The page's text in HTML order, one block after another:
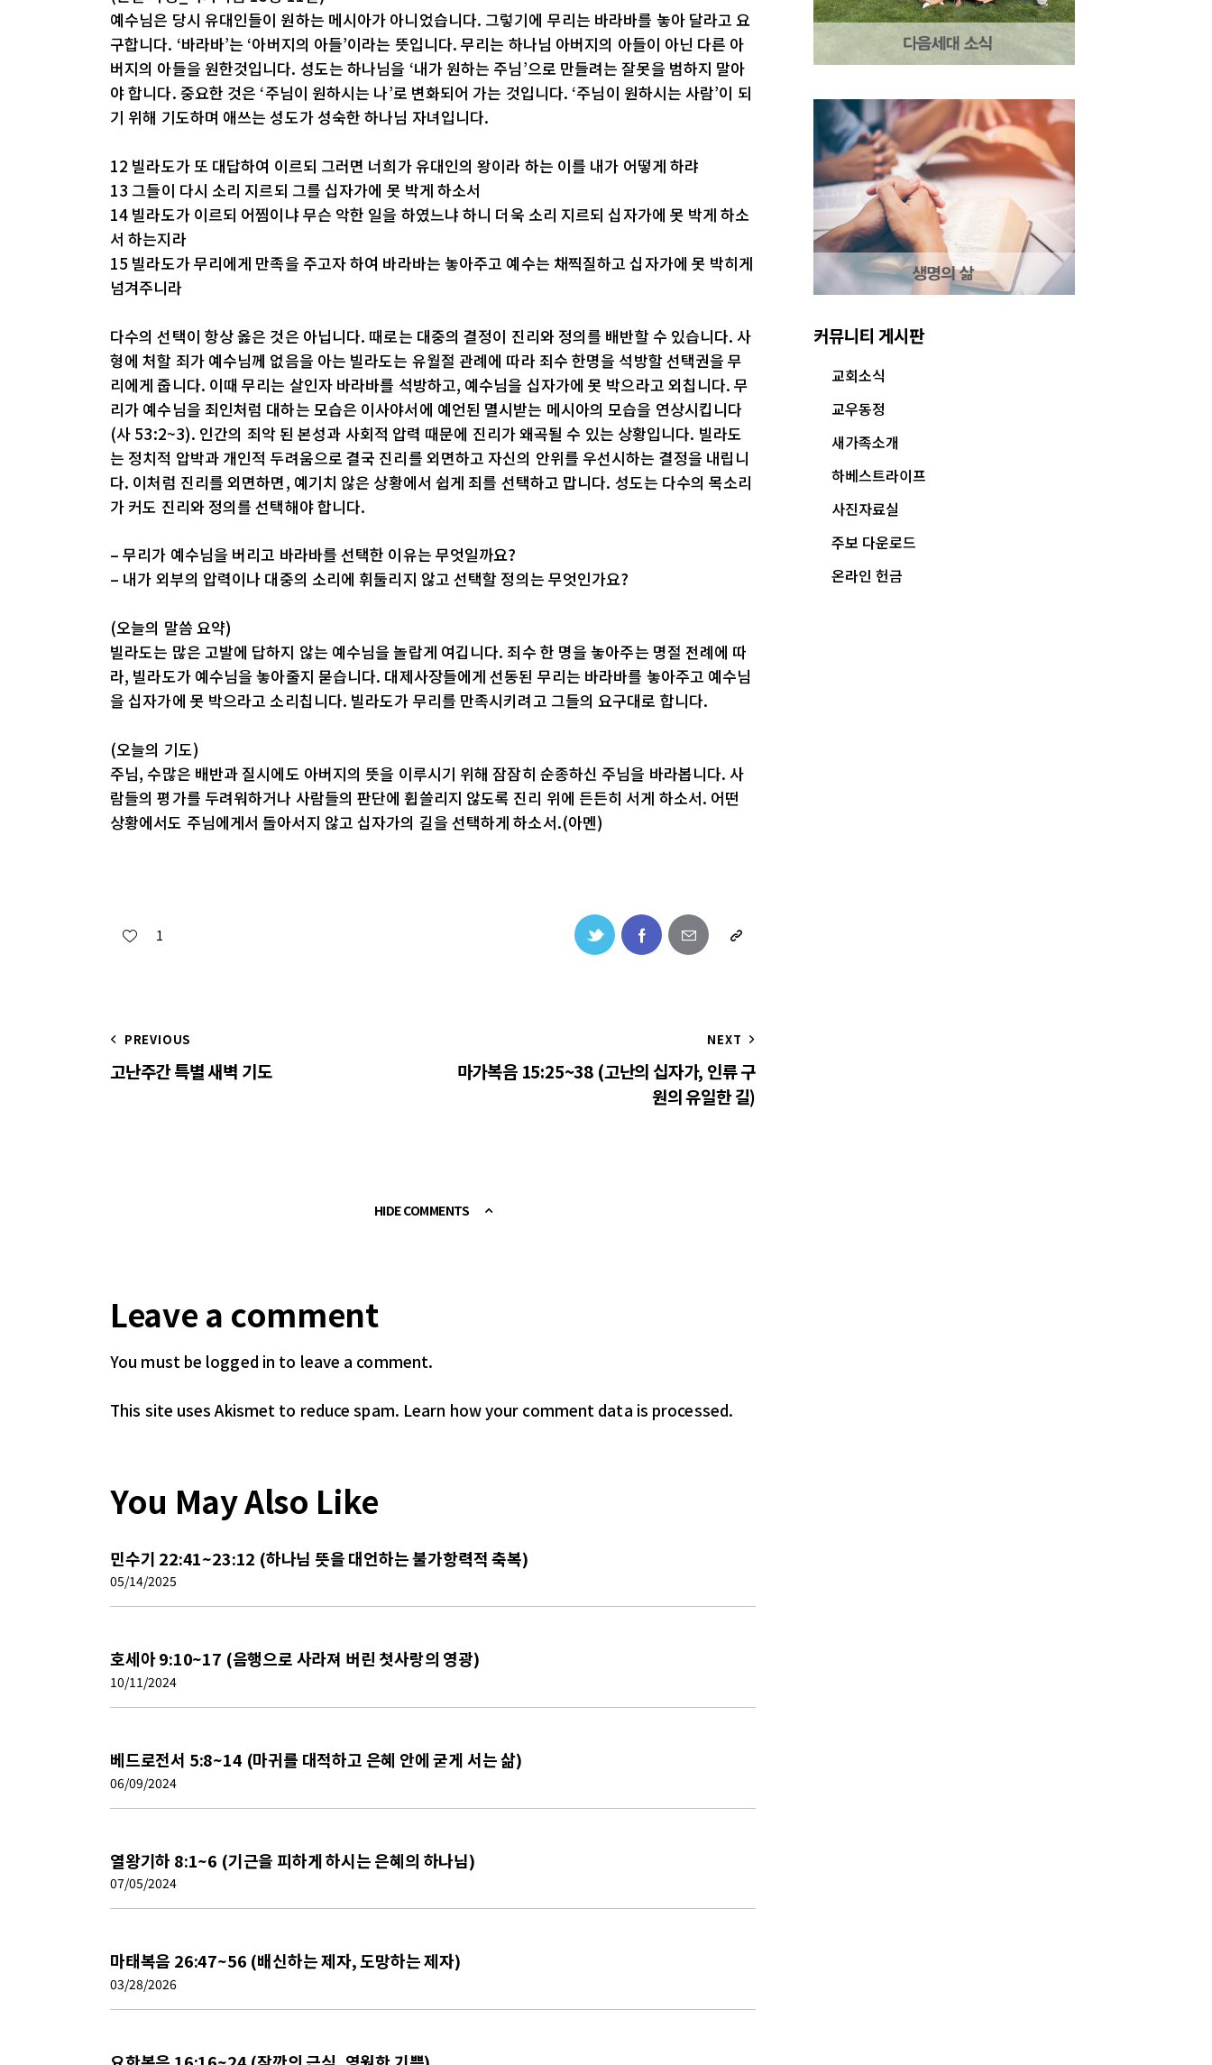
예수님은 당시 유대인들이 원하는 메시아가 아니었습니다. 그렇기에 무리는 바라바를 놓아 달라고 요
구합니다. ‘바라바’는 ‘아버지의 아들’이라는 뜻입니다. 무리는 하나님 아버지의 아들이 아닌 다른 아
버지의 아들을 원한것입니다. 성도는 하나님을 ‘내가 원하는 주님’으로 만들려는 잘못을 범하지 말아
야 합니다. 중요한 것은 ‘주님이 원하시는 나’로 변화되어 가는 것입니다. ‘주님이 원하시는 사람’이 되
기 위해 기도하며 애쓰는 성도가 성숙한 하나님 자녀입니다.
12 빌라도가 또 대답하여 이르되 그러면 너희가 유대인의 왕이라 하는 이를 내가 어떻게 하랴
13 그들이 다시 소리 지르되 그를 십자가에 못 박게 하소서
14 빌라도가 이르되 어찜이냐 무슨 악한 일을 하였느냐 하니 더욱 소리 지르되 십자가에 못 박게 하소
서 하는지라
15 빌라도가 무리에게 만족을 주고자 하여 바라바는 놓아주고 예수는 채찍질하고 십자가에 못 박히게
넘겨주니라
다수의 선택이 항상 옳은 것은 아닙니다. 때로는 대중의 결정이 진리와 정의를 배반할 수 있습니다. 사
형에 처할 죄가 예수님께 없음을 아는 빌라도는 유월절 관례에 따라 죄수 한명을 석방할 선택권을 무
리에게 줍니다. 이때 무리는 살인자 바라바를 석방하고, 예수님을 십자가에 못 박으라고 외칩니다. 무
리가 예수님을 죄인처럼 대하는 모습은 이사야서에 예언된 멸시받는 메시아의 모습을 연상시킵니다
(사 53:2~3). 인간의 죄악 된 본성과 사회적 압력 때문에 진리가 왜곡될 수 있는 상황입니다. 빌라도
는 정치적 압박과 개인적 두려움으로 결국 진리를 외면하고 자신의 안위를 우선시하는 결정을 내립니
다. 이처럼 진리를 외면하면, 예기치 않은 상황에서 쉽게 죄를 선택하고 맙니다. 성도는 다수의 목소리
가 커도 진리와 정의를 선택해야 합니다.
– 무리가 예수님을 버리고 바라바를 선택한 이유는 무엇일까요?
– 내가 외부의 압력이나 대중의 소리에 휘둘리지 않고 선택할 정의는 무엇인가요?
(오늘의 말씀 요약)
빌라도는 많은 고발에 답하지 않는 예수님을 놀랍게 여깁니다. 죄수 한 명을 놓아주는 명절 전례에 따
라, 빌라도가 예수님을 놓아줄지 묻습니다. 대제사장들에게 선동된 무리는 바라바를 놓아주고 예수님
을 십자가에 못 박으라고 소리칩니다. 빌라도가 무리를 만족시키려고 그들의 요구대로 합니다.
(오늘의 기도)
주님, 수많은 배반과 질시에도 아버지의 뜻을 이루시기 위해 잠잠히 순종하신 주님을 바라봅니다. 사
람들의 평가를 두려워하거나 사람들의 판단에 휩쓸리지 않도록 진리 위에 든든히 서게 하소서. 어떤
상황에서도 주님에게서 돌아서지 않고 십자가의 길을 선택하게 하소서.(아멘)
1
PREVIOUS
고난주간 특별 새벽 기도
NEXT
마가복음 15:25~38 (고난의 십자가, 인류 구
원의 유일한 길)
HIDE COMMENTS
Leave a comment
You must be logged in to leave a comment.
This site uses Akismet to reduce spam. Learn how your comment data is processed.
You May Also Like
민수기 22:41~23:12 (하나님 뜻을 대언하는 불가항력적 축복)
05/14/2025
호세아 9:10~17 (음행으로 사라져 버린 첫사랑의 영광)
10/11/2024
베드로전서 5:8~14 (마귀를 대적하고 은혜 안에 굳게 서는 삶)
06/09/2024
열왕기하 8:1~6 (기근을 피하게 하시는 은혜의 하나님)
07/05/2024
마태복음 26:47~56 (배신하는 제자, 도망하는 제자)
03/28/2026
커뮤니티 게시판
교회소식
교우동정
새가족소개
하베스트라이프
사진자료실
주보 다운로드
온라인 헌금